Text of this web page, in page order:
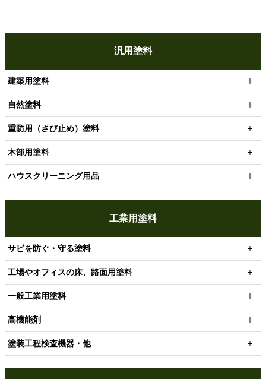
汎用塗料
建築用塗料
自然塗料
重防用（さび止め）塗料
木部用塗料
ハウスクリーニング用品
工業用塗料
サビを防ぐ・守る塗料
工場やオフィスの床、路面用塗料
一般工業用塗料
高機能剤
塗装工程検査機器・他